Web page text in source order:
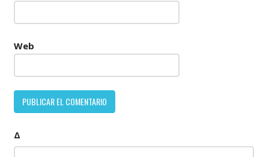
Web
Δ